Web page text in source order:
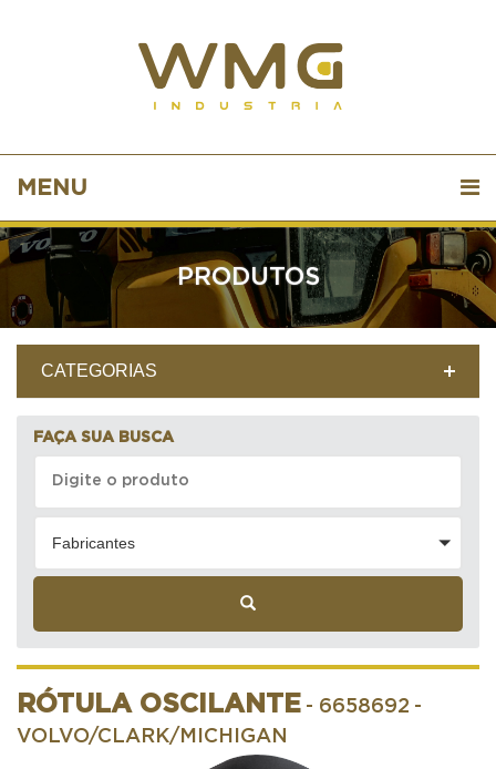
MENU
PRODUTOS
CATEGORIAS
FAÇA SUA BUSCA
Fabricantes
RÓTULA OSCILANTE - 6658692 -
VOLVO/CLARK/MICHIGAN